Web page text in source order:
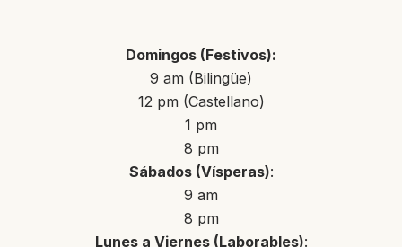
Domingos (Festivos):
9 am (Bilingüe)
12 pm (Castellano)
1 pm
8 pm
Sábados (Vísperas):
9 am
8 pm
Lunes a Viernes (Laborables):